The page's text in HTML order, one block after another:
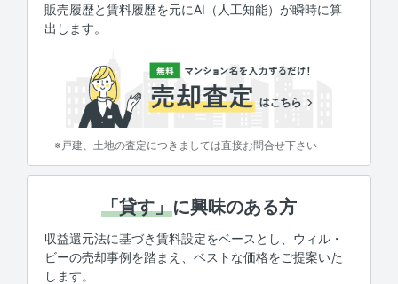
販売履歴と賃料履歴を元にAI（人工知能）が瞬時に算
出します。
※戸建、土地の査定につきましては直接お問合せ下さい
「貸す」に興味のある方
収益還元法に基づき賃料設定をベースとし、ウィル・
ビーの売却事例を踏まえ、ベストな価格をご提案いた
します。